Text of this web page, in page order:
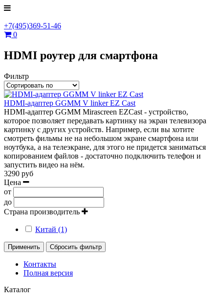
+7(495)369-51-46
0
HDMI роутер для смартфона
Фильтр
HDMI-адаптер GGMM V linker EZ Cast
HDMI-адаптер GGMM Mirascreen EZCast - устройство,
которое позволяет передавать картинку на экран телевизора
картинку с других устройств. Например, если вы хотите
смотреть фильмы не на небольшом экране смартфона или
ноутбука, а на телеэкране, для этого не придется заниматься
копированием файлов - достаточно подключить телефон и
запустить видео на нём.
3290 руб
Цена
от
до
Страна производитель
Китай (1)
Применить Сбросить фильтр
Контакты
Полная версия
Каталог